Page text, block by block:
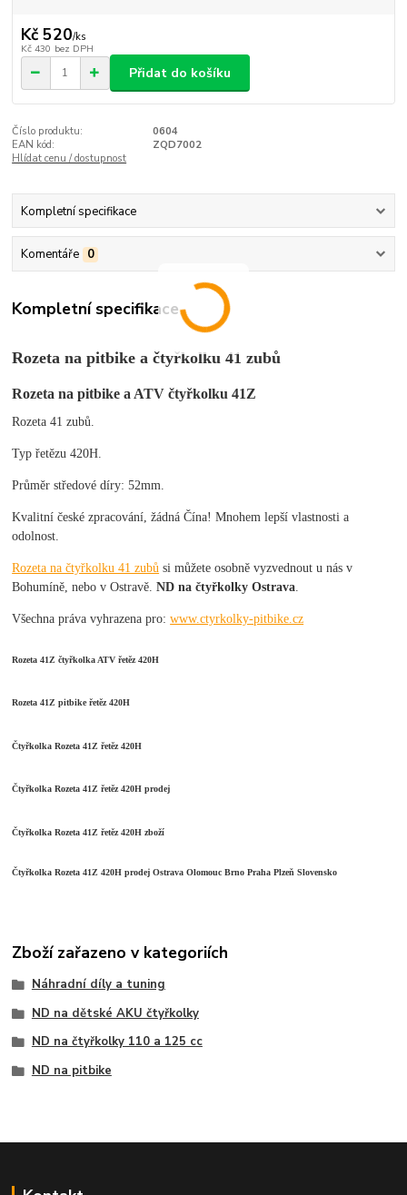
Kč 520/ks
Kč 430 bez DPH
Přidat do košíku
Číslo produktu:
0604
EAN kód:
ZQD7002
Hlídat cenu / dostupnost
Kompletní specifikace
Komentáře 0
Kompletní specifikace
Rozeta na pitbike a čtyřkolku 41 zubů
Rozeta na pitbike a ATV čtyřkolku 41Z
Rozeta 41 zubů.
Typ řetězu 420H.
Průměr středové díry: 52mm.
Kvalitní české zpracování, žádná Čína! Mnohem lepší vlastnosti a
odolnost.
Rozeta na čtyřkolku 41 zubů si můžete osobně vyzvednout u nás v
Bohumíně, nebo v Ostravě.ND na čtyřkolky Ostrava.
Všechna práva vyhrazena pro:www.ctyrkolky-pitbike.cz
Rozeta 41Z čtyřkolka ATV řetěz 420H
Rozeta 41Z pitbike řetěz 420H
Čtyřkolka Rozeta 41Z řetěz 420H
Čtyřkolka Rozeta 41Z řetěz 420H prodej
Čtyřkolka Rozeta 41Z řetěz 420H zboží
Čtyřkolka Rozeta 41Z 420H prodej Ostrava Olomouc Brno Praha Plzeň Slovensko
Zboží zařazeno v kategoriích
Náhradní díly a tuning
ND na dětské AKU čtyřkolky
ND na čtyřkolky 110 a 125 cc
ND na pitbike